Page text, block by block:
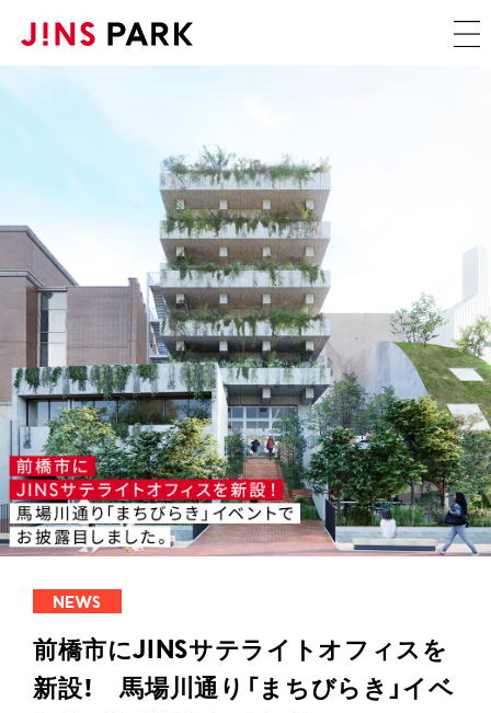
NEWS
前橋市にJINSサテライトオフィスを
新設！ 馬場川通り「まちびらき」イベ